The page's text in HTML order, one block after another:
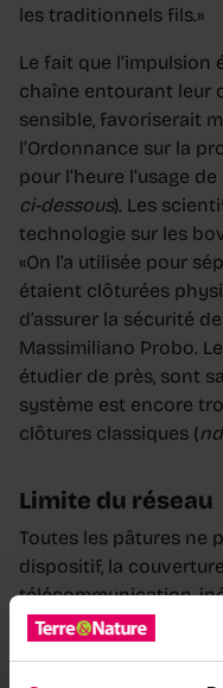
les traditionnels fils.»
Le fait que
chaîne entourant leur
sensible, favoriserait
l’Ordonnance sur la
pour l’heure l’usage
ci-dessous). Les
technologie sur les
«On l’a utilisée pour
étaient clôturées
d’assurer la sécurité
Massimiliano Probo.
étudier de près, sont
système est encore
clôtures classiques (
Limite du réseau
Toutes les pâtures ne
dispositif, la
télécommunication,
étant primordiale à
une application